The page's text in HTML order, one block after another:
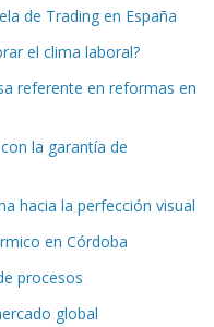
de Trading en España
el clima laboral?
referente en reformas en
la garantía de
hacia la perfección visual
en Córdoba
procesos
global